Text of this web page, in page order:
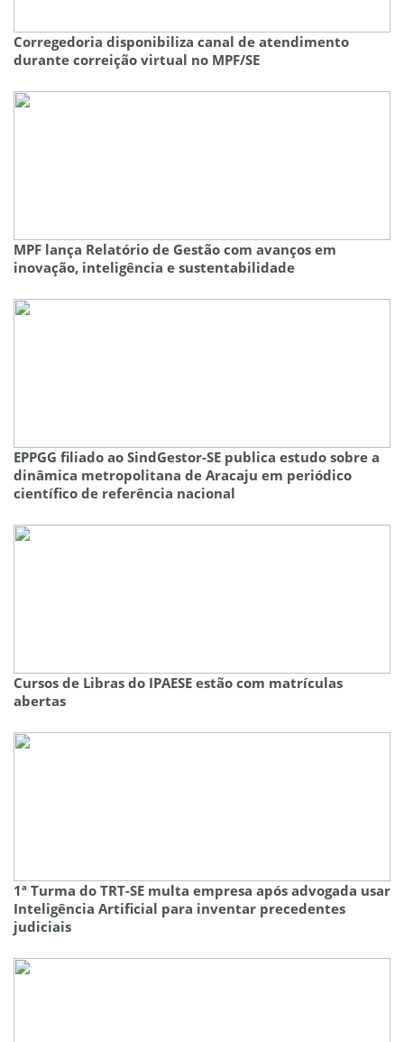
Corregedoria disponibiliza canal de atendimento
durante correição virtual no MPF/SE
MPF lança Relatório de Gestão com avanços em
inovação, inteligência e sustentabilidade
EPPGG filiado ao SindGestor-SE publica estudo sobre a
dinâmica metropolitana de Aracaju em periódico
científico de referência nacional
Cursos de Libras do IPAESE estão com matrículas
abertas
1ª Turma do TRT-SE multa empresa após advogada usar
Inteligência Artificial para inventar precedentes
judiciais